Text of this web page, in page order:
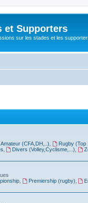
et Supporters
sur les stades et les
Amateur (CFA,DH,..) Rugby (Top
Divers (Volley,Cyclisme,...)
, Premiership (rugby)